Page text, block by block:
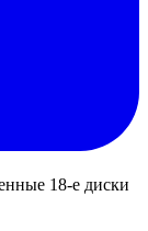
18-е диски